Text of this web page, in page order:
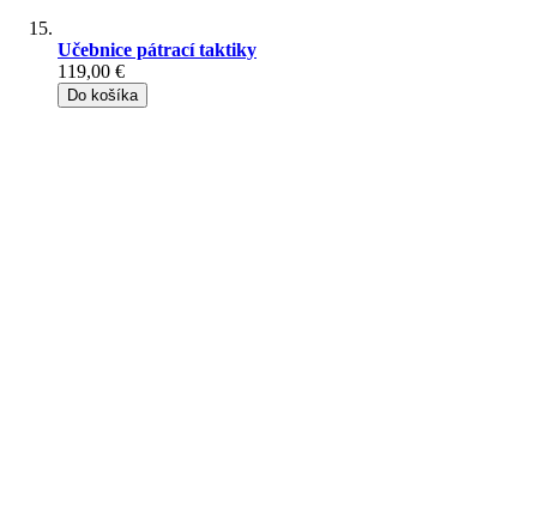
Učebnice pátrací taktiky
119,00 €
Do košíka